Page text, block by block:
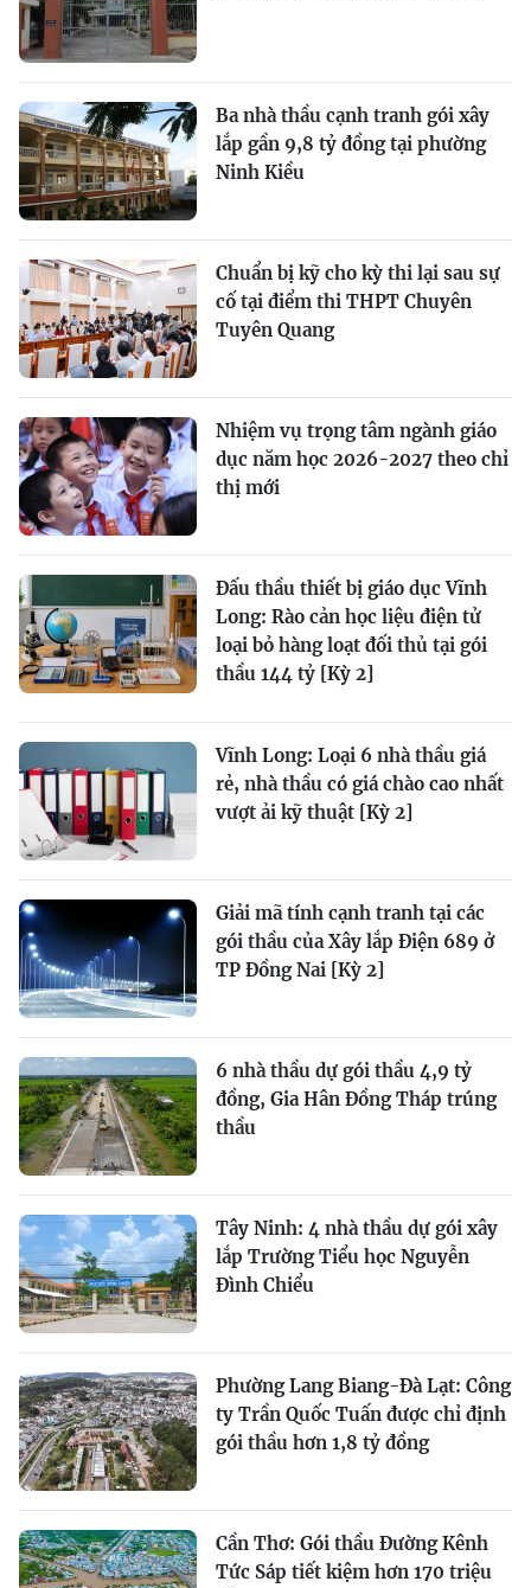
Ba nhà thầu cạnh tranh gói xây
lắp gần 9,8 tỷ đồng tại phường
Ninh Kiều
Chuẩn bị kỹ cho kỳ thi lại sau sự
cố tại điểm thi THPT Chuyên
Tuyên Quang
Nhiệm vụ trọng tâm ngành giáo
dục năm học 2026-2027 theo chỉ
thị mới
Đấu thầu thiết bị giáo dục Vĩnh
Long: Rào cản học liệu điện tử
loại bỏ hàng loạt đối thủ tại gói
thầu 144 tỷ [Kỳ 2]
Vĩnh Long: Loại 6 nhà thầu giá
rẻ, nhà thầu có giá chào cao nhất
vượt ải kỹ thuật [Kỳ 2]
Giải mã tính cạnh tranh tại các
gói thầu của Xây lắp Điện 689 ở
TP Đồng Nai [Kỳ 2]
6 nhà thầu dự gói thầu 4,9 tỷ
đồng, Gia Hân Đồng Tháp trúng
thầu
Tây Ninh: 4 nhà thầu dự gói xây
lắp Trường Tiểu học Nguyễn
Đình Chiểu
Phường Lang Biang-Đà Lạt: Công
ty Trần Quốc Tuấn được chỉ định
gói thầu hơn 1,8 tỷ đồng
Cần Thơ: Gói thầu Đường Kênh
Tức Sáp tiết kiệm hơn 170 triệu